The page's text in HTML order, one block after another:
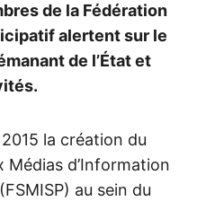
de la Fédération
alertent sur le
de l’État et
la création du
Médias d’Information
au sein du